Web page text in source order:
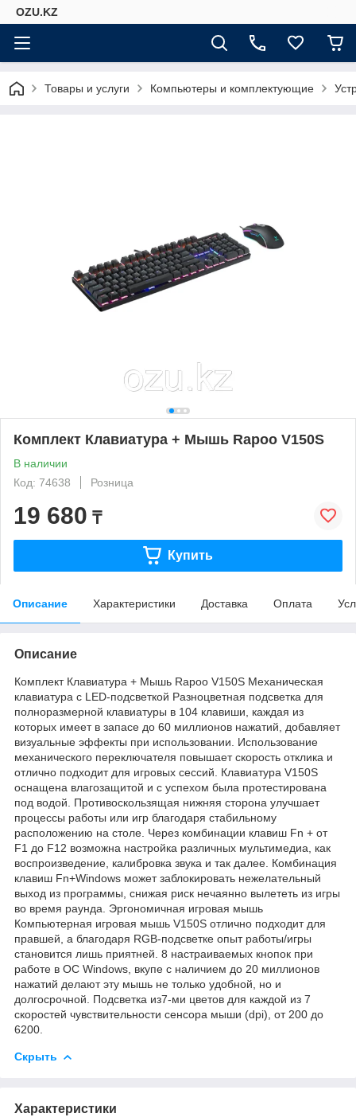
OZU.KZ
Товары и услуги Компьютеры и комплектующие
Комплект Клавиатура + Мышь Rapoo V150S
В наличии
Код: 74638
Розница
19 680 ₸
Купить
Описание Характеристики Доставка Оплата
Описание
Комплект Клавиатура + Мышь Rapoo V150S Механическая
клавиатура с LED-подсветкой Разноцветная подсветка для
полноразмерной клавиатуры в 104 клавиши, каждая из
которых имеет в запасе до 60 миллионов нажатий, добавляет
визуальные эффекты при использовании. Использование
механического переключателя повышает скорость отклика и
отлично подходит для игровых сессий. Клавиатура V150S
оснащена влагозащитой и с успехом была протестирована
под водой. Противоскользящая нижняя сторона улучшает
процессы работы или игр благодаря стабильному
расположению на столе. Через комбинации клавиш Fn + от
F1 до F12 возможна настройка различных мультимедиа, как
воспроизведение, калибровка звука и так далее. Комбинация
клавиш Fn+Windows может заблокировать нежелательный
выход из программы, снижая риск нечаянно вылететь из игры
во время раунда. Эргономичная игровая мышь
Компьютерная игровая мышь V150S отлично подходит для
правшей, а благодаря RGB-подсветке опыт работы/игры
становится лишь приятней. 8 настраиваемых кнопок при
работе в ОС Windows, вкупе с наличием до 20 миллионов
нажатий делают эту мышь не только удобной, но и
долгосрочной. Подсветка из7-ми цветов для каждой из 7
скоростей чувствительности сенсора мыши (dpi), от 200 до
6200.
Скрыть
Характеристики